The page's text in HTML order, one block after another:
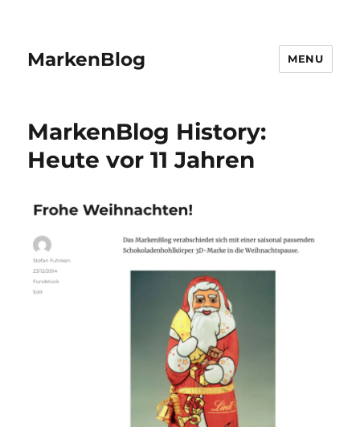
MarkenBlog MENU
MarkenBlog History:
Heute vor 11 Jahren